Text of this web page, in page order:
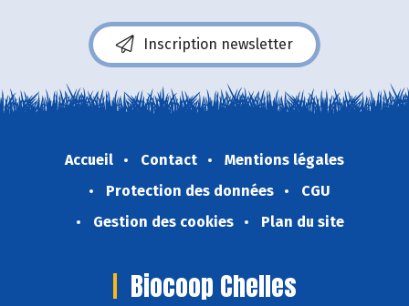
Inscription newsletter
Accueil Contact
Mentions légales
Protection des données
CGU
Gestion des cookies
Plan du site
Biocoop Chelles